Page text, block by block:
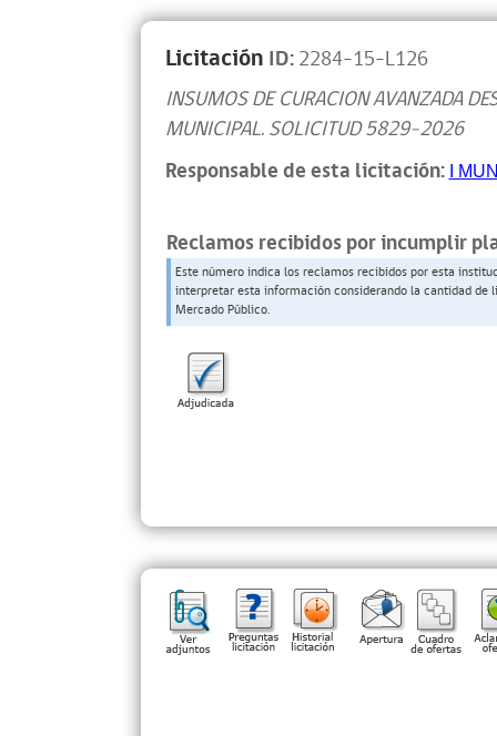
Licitación ID:2284-15-L126
INSUMOS DE CURACION AVANZADA
MUNICIPAL. SOLICITUD 5829-2026
Responsable de esta licitación:I
Reclamos recibidos por incumplir
Este número indica los reclamos recibidos por esta
interpretar esta información considerando la cantidad
Mercado Público.